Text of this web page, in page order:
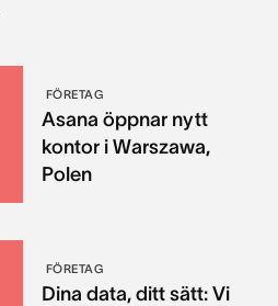
FÖRETAG
Asana öppnar nytt
kontor i Warszawa,
Polen
FÖRETAG
Dina data, ditt sätt: Vi